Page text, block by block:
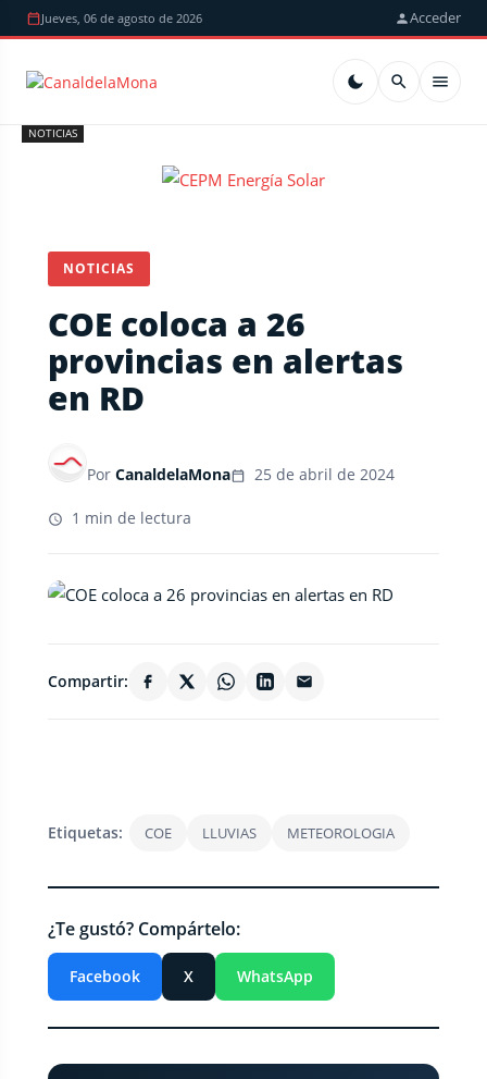
Jueves, 06 de agosto de 2026 Acceder
NOTICIAS
NOTICIAS
COE coloca a 26
provincias en alertas
en RD
Por CanaldelaMona 25 de abril de 2024
1 min de lectura
Compartir:
Etiquetas: COE LLUVIAS METEOROLOGIA
¿Te gustó? Compártelo:
Facebook X WhatsApp